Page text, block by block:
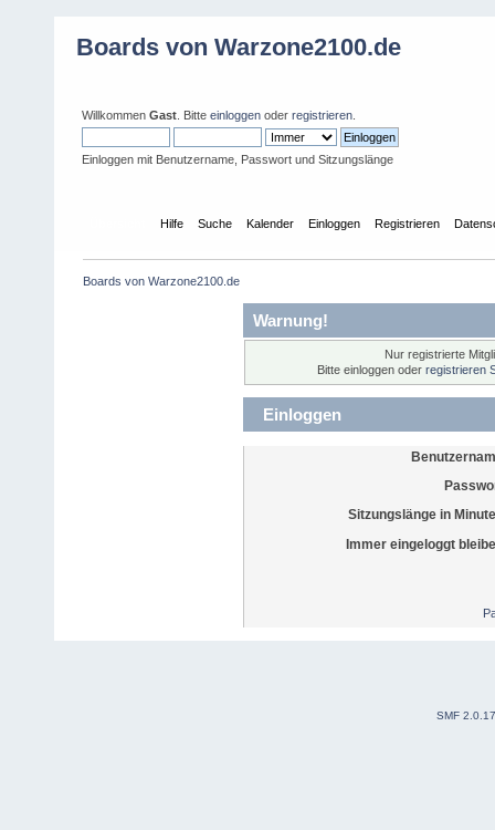
Boards von Warzone2100.de
Willkommen Gast . Bitte einloggen oder registrieren
Einloggen mit Benutzername, Passwort und Sitzungslänge
Hilfe Suche Kalender Einloggen Registrieren
Boards von Warzone2100.de
Warnung!
Nur registrierte
Bitte einloggen oder registrieren
Einloggen
Sitzungslänge in
Immer eingeloggt
SMF 2.0.17